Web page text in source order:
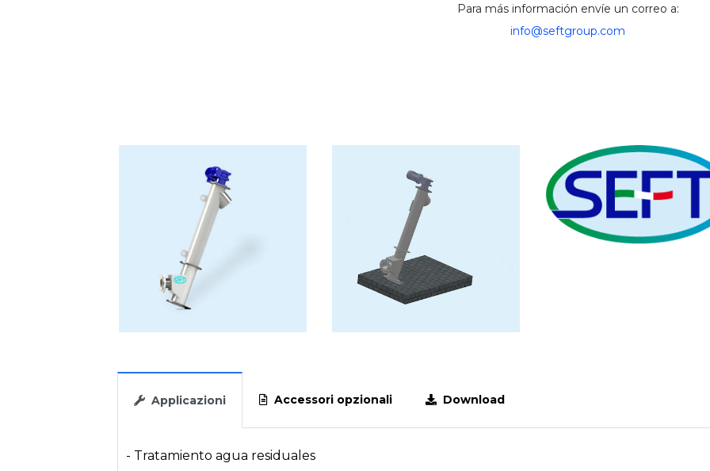
Para más información envíe un correo a:
info@seftgroup.com
Applicazioni Accessori opzionali Download
- Tratamiento agua residuales